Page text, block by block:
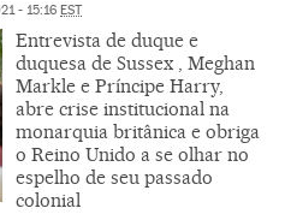
- 15:16 EST
Entrevista de duque e
duquesa de Sussex , Meghan
Markle e Príncipe Harry,
abre crise institucional na
monarquia britânica e obriga
o Reino Unido a se olhar no
espelho de seu passado
colonial